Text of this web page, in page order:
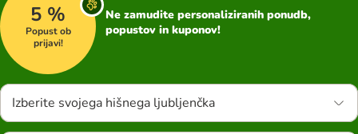
5 %
Popust ob
prijavi!
Ne zamudite personaliziranih ponudb,
popustov in kuponov!
Izberite svojega hišnega ljubljenčka